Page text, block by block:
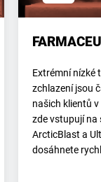
Extrémní nízké
zchlazení jsou
našich klientů
zde vstupují na
ArcticBlast a
dosáhnete